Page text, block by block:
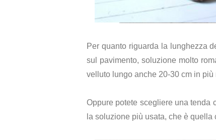
Per quanto riguarda la lunghezza
sul pavimento, soluzione molto
velluto lungo anche 20-30 cm in
Oppure potete scegliere una tenda
la soluzione più usata, che è